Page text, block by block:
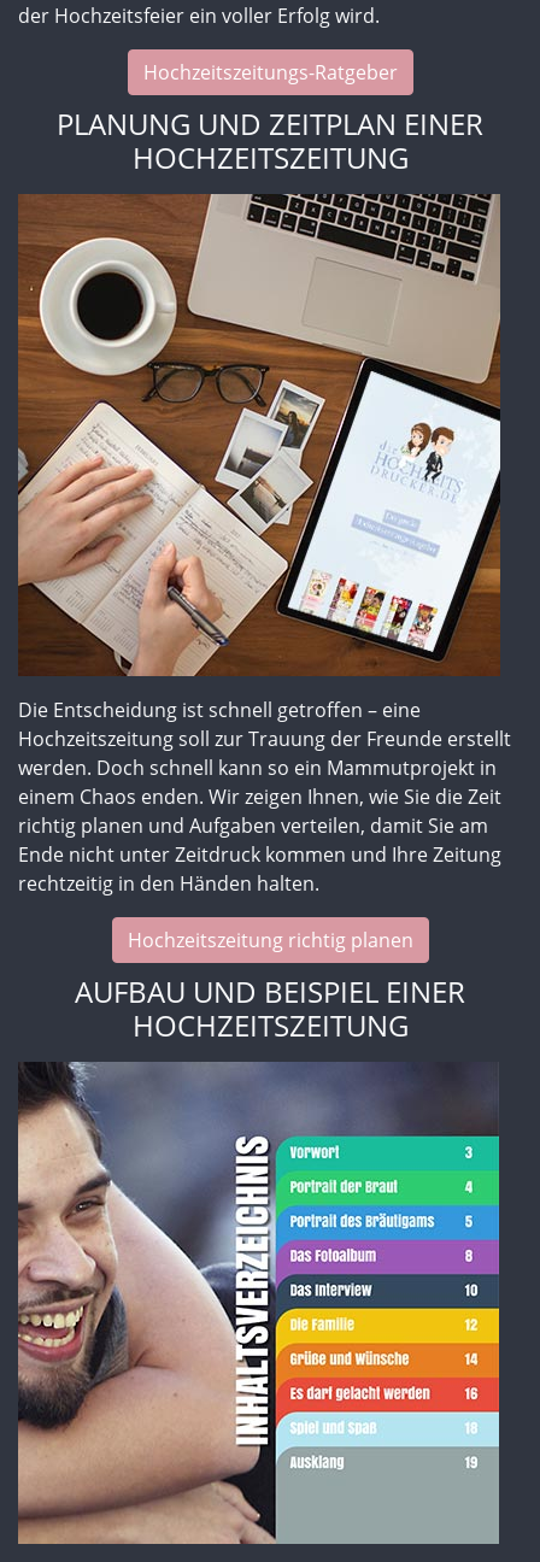
der Hochzeitsfeier ein voller Erfolg wird.
Hochzeitszeitungs-Ratgeber
PLANUNG UND ZEITPLAN EINER
HOCHZEITSZEITUNG
Die Entscheidung ist schnell getroffen – eine
Hochzeitszeitung soll zur Trauung der Freunde erstellt
werden. Doch schnell kann so ein Mammutprojekt in
einem Chaos enden. Wir zeigen Ihnen, wie Sie die Zeit
richtig planen und Aufgaben verteilen, damit Sie am
Ende nicht unter Zeitdruck kommen und Ihre Zeitung
rechtzeitig in den Händen halten.
Hochzeitszeitung richtig planen
AUFBAU UND BEISPIEL EINER
HOCHZEITSZEITUNG